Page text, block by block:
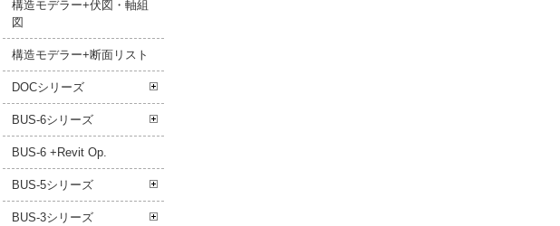
構造モデラー+伏図・軸組
図
構造モデラー+断面リスト
DOCシリーズ
BUS-6シリーズ
BUS-6 +Revit Op.
BUS-5シリーズ
BUS-3シリーズ